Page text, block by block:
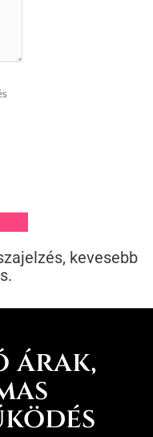
kevesebb
árak,